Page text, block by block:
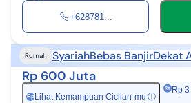
+628781...
Rumah SyariahBebas BanjirDekat
Rp 600 Juta
Rp Lihat Kemampuan Cicilan-mu ⓘ
Rp